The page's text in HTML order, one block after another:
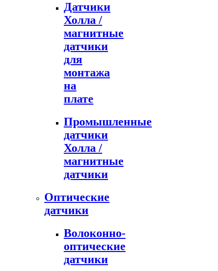
Датчики
Холла /
магнитные
датчики
для
монтажа
на
плате
Промышленные
датчики
Холла /
магнитные
датчики
Оптические
датчики
Волоконно-
оптические
датчики